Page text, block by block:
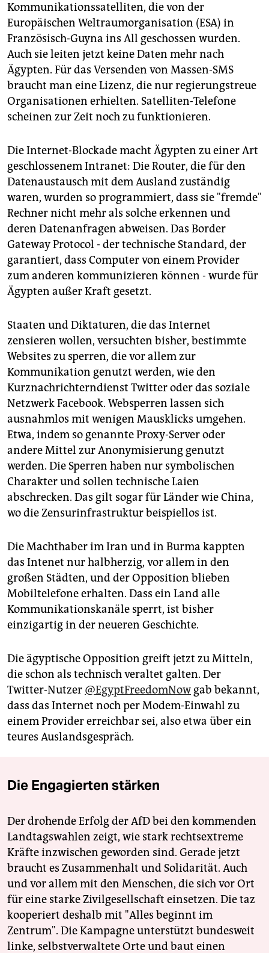
Kommunikationssatelliten, die von der
Europäischen Weltraumorganisation (ESA) in
Französisch-Guyna ins All geschossen wurden.
Auch sie leiten jetzt keine Daten mehr nach
Ägypten. Für das Versenden von Massen-SMS
braucht man eine Lizenz, die nur regierungstreue
Organisationen erhielten. Satelliten-Telefone
scheinen zur Zeit noch zu funktionieren.
Die Internet-Blockade macht Ägypten zu einer Art
geschlossenem Intranet: Die Router, die für den
Datenaustausch mit dem Ausland zuständig
waren, wurden so programmiert, dass sie "fremde"
Rechner nicht mehr als solche erkennen und
deren Datenanfragen abweisen. Das Border
Gateway Protocol - der technische Standard, der
garantiert, dass Computer von einem Provider
zum anderen kommunizieren können - wurde für
Ägypten außer Kraft gesetzt.
Staaten und Diktaturen, die das Internet
zensieren wollen, versuchten bisher, bestimmte
Websites zu sperren, die vor allem zur
Kommunikation genutzt werden, wie den
Kurznachrichterndienst Twitter oder das soziale
Netzwerk Facebook. Websperren lassen sich
ausnahmlos mit wenigen Mausklicks umgehen.
Etwa, indem so genannte Proxy-Server oder
andere Mittel zur Anonymisierung genutzt
werden. Die Sperren haben nur symbolischen
Charakter und sollen technische Laien
abschrecken. Das gilt sogar für Länder wie China,
wo die Zensurinfrastruktur beispiellos ist.
Die Machthaber im Iran und in Burma kappten
das Intenet nur halbherzig, vor allem in den
großen Städten, und der Opposition blieben
Mobiltelefone erhalten. Dass ein Land alle
Kommunikationskanäle sperrt, ist bisher
einzigartig in der neueren Geschichte.
Die ägyptische Opposition greift jetzt zu Mitteln,
die schon als technisch veraltet galten. Der
Twitter-Nutzer @EgyptFreedomNow gab bekannt,
dass das Internet noch per Modem-Einwahl zu
einem Provider erreichbar sei, also etwa über ein
teures Auslandsgespräch.
Die Engagierten stärken
Der drohende Erfolg der AfD bei den kommenden
Landtagswahlen zeigt, wie stark rechtsextreme
Kräfte inzwischen geworden sind. Gerade jetzt
braucht es Zusammenhalt und Solidarität. Auch
und vor allem mit den Menschen, die sich vor Ort
für eine starke Zivilgesellschaft einsetzen. Die taz
kooperiert deshalb mit "Alles beginnt im
Zentrum". Die Kampagne unterstützt bundesweit
linke, selbstverwaltete Orte und baut einen